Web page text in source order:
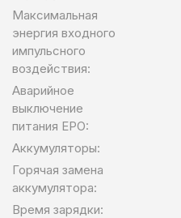
Максимальная
энергия входного
импульсного
воздействия:
Аварийное
выключение
питания EPO:
Аккумуляторы:
Горячая замена
аккумулятора:
Время зарядки: